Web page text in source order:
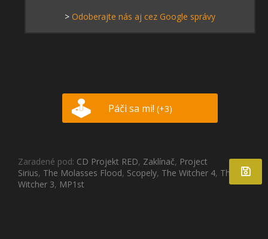
> Odoberajte nás aj cez Google správy
Páči sa mi! (+3)
Zaradené pod: CD Projekt RED, Zaklínač, Project
Sirius, The Molasses Flood, Scopely, The Witcher 4, The
Witcher 3, MP1st